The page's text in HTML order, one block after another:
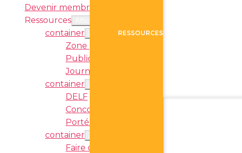
RESSOURCES
Devenir membre
Ressources
container Afficher sous-menu
Zone pédagogique
Publications
Journal de l’immersion
container
DELF
Concours Immersion Clip
Porté par l’immersion
container
Faire carrière en immersion